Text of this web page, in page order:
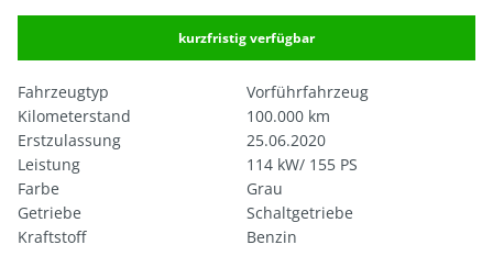
kurzfristig verfügbar
Fahrzeugtyp
Vorführfahrzeug
Kilometerstand
100.000 km
Erstzulassung
25.06.2020
Leistung
114 kW/ 155 PS
Farbe
Grau
Getriebe
Schaltgetriebe
Kraftstoff
Benzin